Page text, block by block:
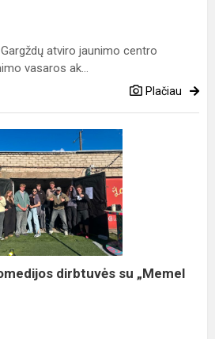
atviro jaunimo centro
vasaros ak...
Plačiau
dirbtuvės su „Memel